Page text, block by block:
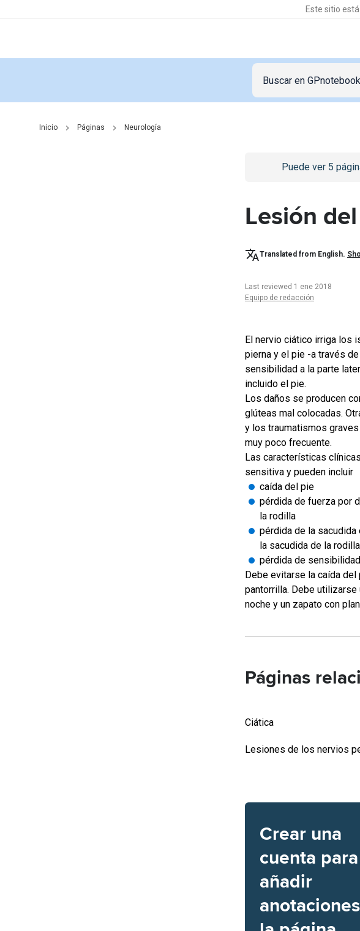
Este sitio
Inicio Páginas Neurología
/iniciar-sesion
Puede ver 5
Lesión
Translated from English.
Last reviewed 1 ene 2018
Equipo de redacción
El nervio ciático irriga los
pierna y el pie -a través
sensibilidad a la parte
incluido el pie.
Los daños se producen
glúteas mal colocadas.
y los traumatismos
muy poco frecuente.
Las características
sensitiva y pueden incluir
caída del pie
pérdida de fuerza por
la rodilla
pérdida de la
la sacudida de la rodilla
pérdida de
Debe evitarse la caída
pantorrilla. Debe utilizarse
noche y un zapato con
Páginas
Ciática
Lesiones de los nervios
Crear una
cuenta para
añadir